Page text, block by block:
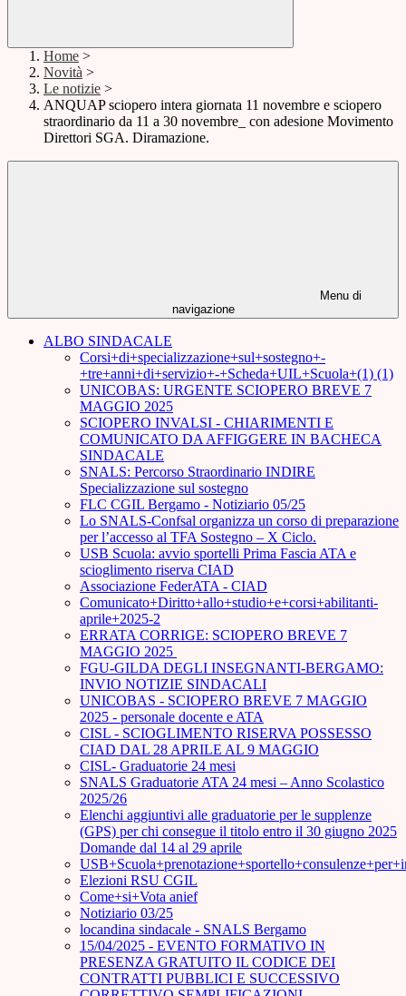
Home >
Novità >
Le notizie >
ANQUAP sciopero intera giornata 11 novembre e sciopero
straordinario da 11 a 30 novembre_ con adesione Movimento
Direttori SGA. Diramazione.
Menu di
navigazione
ALBO SINDACALE
Corsi+di+specializzazione+sul+sostegno+-
+tre+anni+di+servizio+-+Scheda+UIL+Scuola+(1) (1)
UNICOBAS: URGENTE SCIOPERO BREVE 7
MAGGIO 2025
SCIOPERO INVALSI - CHIARIMENTI E
COMUNICATO DA AFFIGGERE IN BACHECA
SINDACALE
SNALS: Percorso Straordinario INDIRE
Specializzazione sul sostegno
FLC CGIL Bergamo - Notiziario 05/25
Lo SNALS-Confsal organizza un corso di preparazione
per l’accesso al TFA Sostegno – X Ciclo.
USB Scuola: avvio sportelli Prima Fascia ATA e
scioglimento riserva CIAD
Associazione FederATA - CIAD
Comunicato+Diritto+allo+studio+e+corsi+abilitanti-
aprile+2025-2
ERRATA CORRIGE: SCIOPERO BREVE 7
MAGGIO 2025
FGU-GILDA DEGLI INSEGNANTI-BERGAMO:
INVIO NOTIZIE SINDACALI
UNICOBAS - SCIOPERO BREVE 7 MAGGIO
2025 - personale docente e ATA
CISL - SCIOGLIMENTO RISERVA POSSESSO
CIAD DAL 28 APRILE AL 9 MAGGIO
CISL- Graduatorie 24 mesi
SNALS Graduatorie ATA 24 mesi – Anno Scolastico
2025/26
Elenchi aggiuntivi alle graduatorie per le supplenze
(GPS) per chi consegue il titolo entro il 30 giugno 2025
Domande dal 14 al 29 aprile
Elezioni RSU CGIL
Come+si+Vota anief
Notiziario 03/25
locandina sindacale - SNALS Bergamo
15/04/2025 - EVENTO FORMATIVO IN
PRESENZA GRATUITO IL CODICE DEI
CONTRATTI PUBBLICI E SUCCESSIVO